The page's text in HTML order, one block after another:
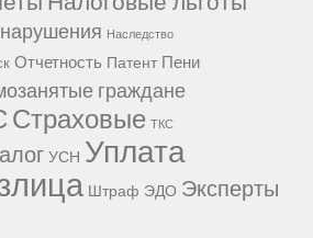
Наследство
Отчетность Патент Пени
граждане
Страховые ТКС
УСН Уплата
Штраф ЭДО Эксперты